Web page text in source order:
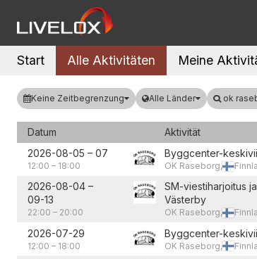
Start Alle Aktivitäten Meine
Keine Zeitbegrenzung Alle Länder ok
Datum Aktivität
2026-08-05 – 07
12:00 – 18:00
Byggcenter-
OK Raseborg,
2026-08-04 –
09-13
22:00 – 20:00
SM-viestiharjoitus
Västerby
OK Raseborg,
2026-07-29
12:00 – 18:00
Byggcenter-
OK Raseborg,